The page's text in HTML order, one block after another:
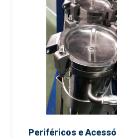
Periféricos e